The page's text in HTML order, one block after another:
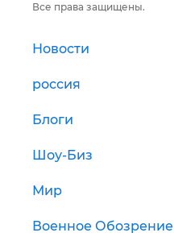
Все права защищены.
Новости
россия
Блоги
Шоу-Биз
Мир
Военное Обозрение